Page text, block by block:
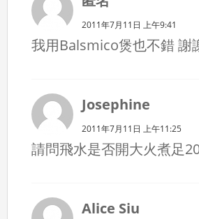
2011年7月11日 上午9:41
我用Balsmico煲也不錯 謝
Josephine
2011年7月11日 上午11:25
請問飛水是否開大火煮足
Alice Siu